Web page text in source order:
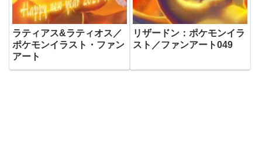
ラティアス&ラティオス／
ポケモンイラスト・ファン
アート
リザードン：ポケモンイラ
スト／ファンアート049